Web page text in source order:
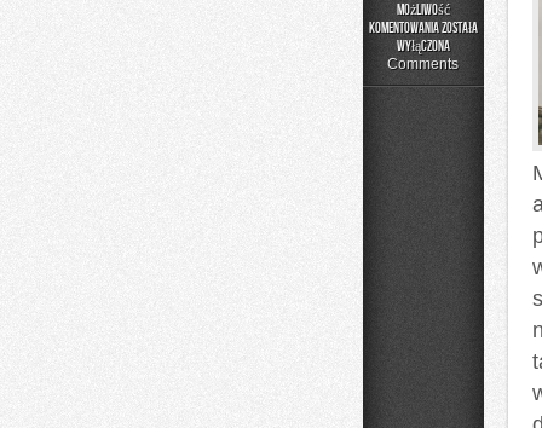
Możliwość
komentowania
materiały
została
wyłączona
Comments